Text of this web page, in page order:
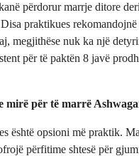
përdorur marrje ditore
praktikues rekomandojnë
megjithëse nuk ka një
për të paktën 8 javë
mirë për të marrë
është opsioni më praktik.
përfitime shtesë për